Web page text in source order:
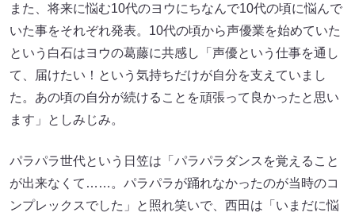
また、将来に悩む10代のヨウにちなんで10代の頃に悩んで
いた事をそれぞれ発表。10代の頃から声優業を始めていた
という白石はヨウの葛藤に共感し「声優という仕事を通し
て、届けたい！という気持ちだけが自分を支えていまし
た。あの頃の自分が続けることを頑張って良かったと思い
ます」としみじみ。
パラパラ世代という日笠は「パラパラダンスを覚えること
が出来なくて……。パラパラが踊れなかったのが当時のコ
ンプレックスでした」と照れ笑いで、西田は「いまだに悩